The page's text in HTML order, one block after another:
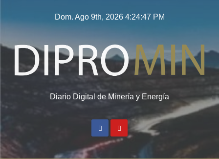
Dom. Ago 9th, 2026 4:24:48 PM
Diario Digital de Minería y Energía